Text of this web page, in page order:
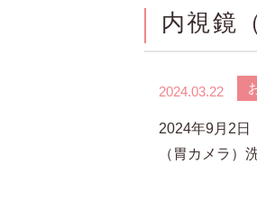
内視鏡
2024.03.22
2024年9月2日
（胃カメラ）